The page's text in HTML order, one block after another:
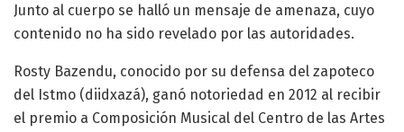
Junto al cuerpo se halló un mensaje de amenaza, cuyo
contenido no ha sido revelado por las autoridades.
Rosty Bazendu, conocido por su defensa del zapoteco
del Istmo (diidxazá), ganó notoriedad en 2012 al recibir
el premio a Composición Musical del Centro de las Artes